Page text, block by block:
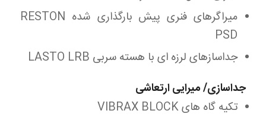
میراگرهای فنری پیش بارگذاری شده RESTON
PSD
جداسازهای لرزه ای با هسته سربی LASTO LRB
جداسازی/ میرایی ارتعاشی
تکیه گاه های VIBRAX BLOCK